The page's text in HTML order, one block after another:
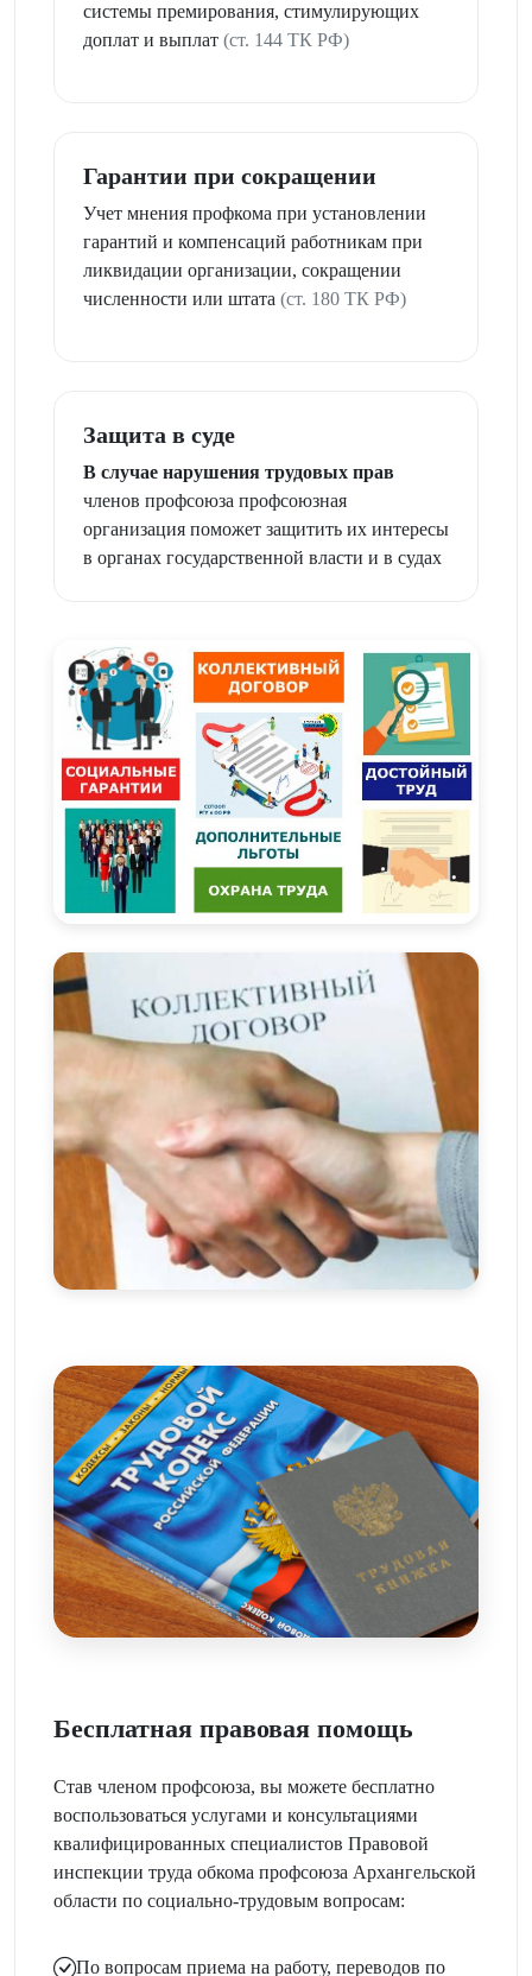
системы премирования, стимулирующих
доплат и выплат (ст. 144 ТК РФ)
Гарантии при сокращении
Учет мнения профкома при установлении
гарантий и компенсаций работникам при
ликвидации организации, сокращении
численности или штата (ст. 180 ТК РФ)
Защита в суде
В случае нарушения трудовых прав
членов профсоюза профсоюзная
организация поможет защитить их интересы
в органах государственной власти и в судах
Бесплатная правовая помощь
Став членом профсоюза, вы можете бесплатно
воспользоваться услугами и консультациями
квалифицированных специалистов Правовой
инспекции труда обкома профсоюза Архангельской
области по социально-трудовым вопросам:
По вопросам приема на работу, переводов по